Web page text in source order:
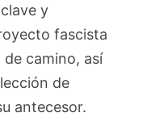
y
fascista
camino, así
de
antecesor.